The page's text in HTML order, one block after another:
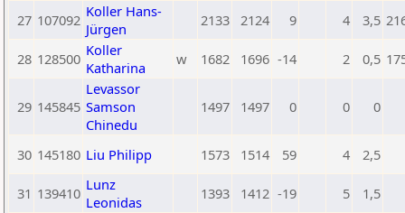
27 107092 Koller Hans-
Jürgen
2133 2124 9 4 3,5
28 128500 Koller
Katharina
w 1682 1696 -14 2 0,5
29 145845
Levassor
Samson
Chinedu
1497 1497 0 0 0
30 145180 Liu Philipp 1573 1514 59 4 2,5
31 139410 Lunz
Leonidas
1393 1412 -19 5 1,5